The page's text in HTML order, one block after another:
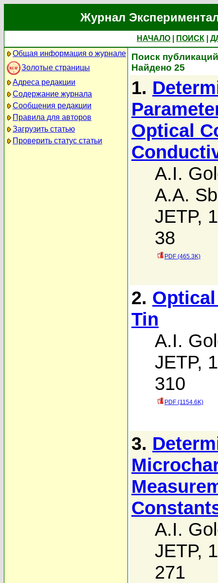
Журнал
НАЧАЛО ПОИСК
Общая информация о журнале
Золотые страницы
Адреса редакции
Содержание журнала
Сообщения редакции
Правила для авторов
Загрузить статью
Проверить статус статьи
Поиск
Найдено 25
1.
Optical
A.I.
A.A.
JETP,
38
PDF (465.3K)
2.
Tin
A.I.
JETP,
310
PDF (1154.6K)
3.
A.I.
JETP,
271